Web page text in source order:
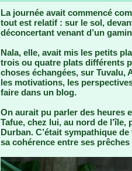
La journée avait commencé
tout est relatif : sur le sol,
déconcertant venant d’un
Nala, elle, avait mis les petits
trois ou quatre plats différents
choses échangées, sur Tuvalu,
les motivations, les
faire dans un blog.
On aurait pu parler des heures
Tafue, chez lui, au nord de
Durban. C’était sympathique
sa cohérence entre ses prêches